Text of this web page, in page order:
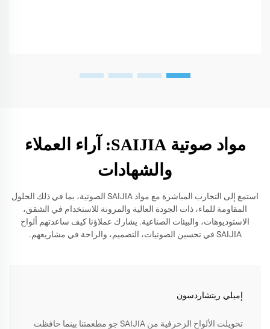
مواد صوتية SAIJIA: آراء العملاء
والشهادات
استمع إلى التجارب المباشرة مع مواد SAIJIA الصوتية، بما في ذلك الحلول
المقاومة للماء، ذات الجودة العالية والمرونة للاستخدام في الشقق،
الاستوديوهات، والبيئات الصناعية. يشارك عملاؤنا كيف ساعدتهم ألواح
SAIJIA في تحسين الصوتيات، التصميم، والراحة في مشاريعهم.
إميلي ريتشاردسون
تحويلت الألواح الزخرفية من SAIJIA جو مطعمتنا بينما حافظت